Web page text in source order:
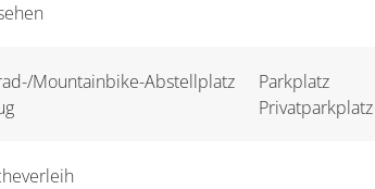
Mountainbike-Abstellplatz
Parkplatz
Privatparkplatz